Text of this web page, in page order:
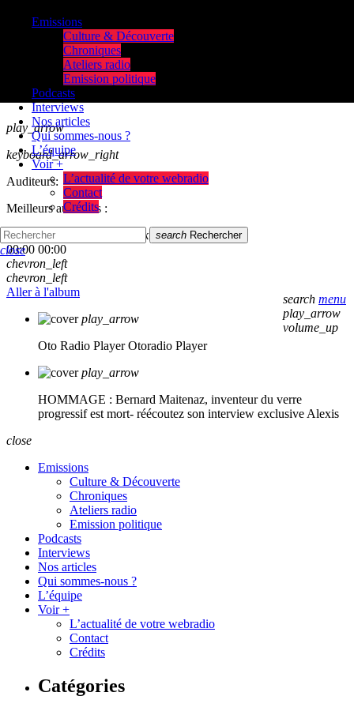
play_arrow
keyboard_arrow_right
Auditeurs:
Meilleurs auditeurs :
skip_previous
skip_next
00:00 00:00
chevron_left
chevron_left
Aller à l'album
play_arrow
Oto Radio Player Otoradio Player
play_arrow
HOMMAGE : Bernard Maitenaz, inventeur du verre
progressif est mort- réécoutez son interview exclusive Alexis
Emissions
Culture & Découverte
Chroniques
Ateliers radio
Emission politique
Podcasts
Interviews
Nos articles
Qui sommes-nous ?
L’équipe
Voir +
L’actualité de votre webradio
Contact
Crédits
search menu
play_arrow
volume_up
search Rechercher
close
close
Emissions
Culture & Découverte
Chroniques
Ateliers radio
Emission politique
Podcasts
Interviews
Nos articles
Qui sommes-nous ?
L’équipe
Voir +
L’actualité de votre webradio
Contact
Crédits
Catégories